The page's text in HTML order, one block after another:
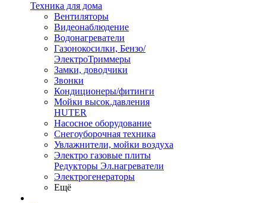
Техника для дома
Вентиляторы
Видеонаблюдение
Водонагреватели
Газонокосилки, Бензо/
ЭлектроТриммеры
Замки, доводчики
Звонки
Кондиционеры/фитинги
Мойки высок.давления
HUTER
Насосное оборудование
Снегоуборочная техника
Увлажнители, мойки воздуха
Электро газовые плиты
Редукторы Эл.нагреватели
Электрогенераторы
Ещё